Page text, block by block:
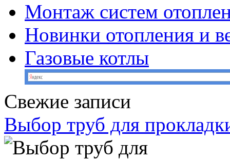
Монтаж систем
Новинки отопления и
Газовые котлы
Свежие записи
Выбор труб для